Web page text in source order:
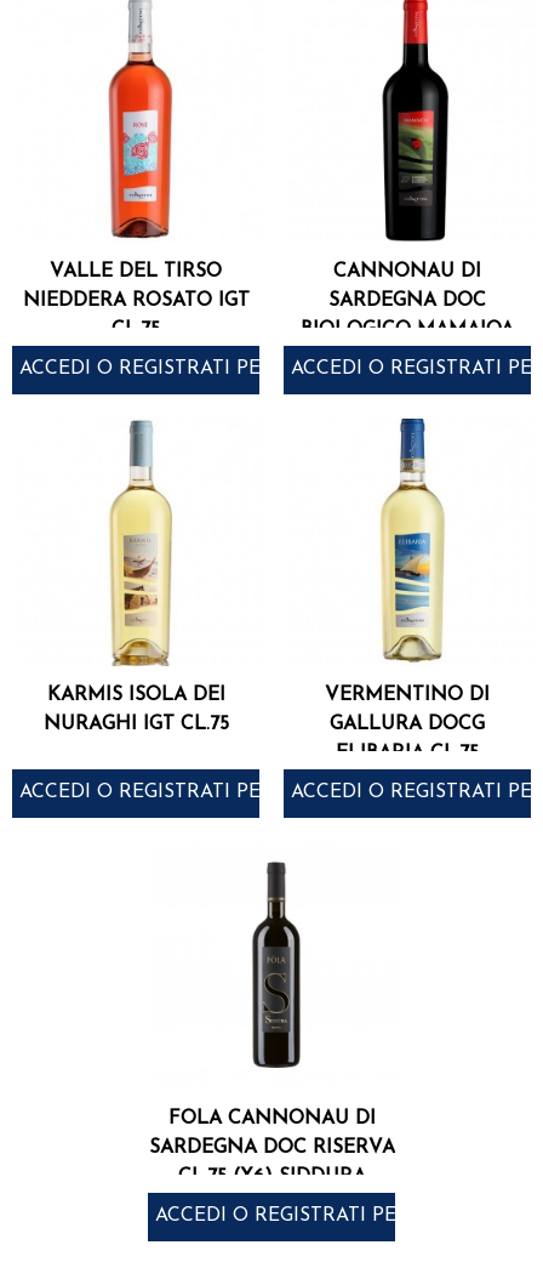
VALLE DEL TIRSO
NIEDDERA ROSATO IGT
CL.75
ACCEDI O REGISTRATI PER ACQUISTARE
CANNONAU DI
SARDEGNA DOC
BIOLOGICO MAMAIOA
CL.75
ACCEDI O REGISTRATI
KARMIS ISOLA DEI
NURAGHI IGT CL.75
ACCEDI O REGISTRATI PER ACQUISTARE
VERMENTINO DI
GALLURA DOCG
ELIBARIA CL.75
ACCEDI O REGISTRATI
FOLA CANNONAU DI
SARDEGNA DOC RISERVA
CL.75 (X6) SIDDURA
ACCEDI O REGISTRATI PER ACQUISTARE